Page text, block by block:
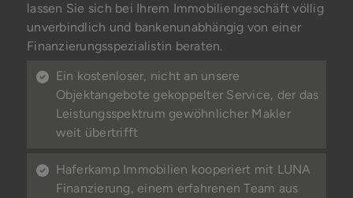
lassen Sie sich bei Ihrem Immobiliengeschäft völlig
unverbindlich und bankenunabhängig von einer
Finanzierungsspezialistin beraten.
Ein kostenloser, nicht an unsere
Objektangebote gekoppelter Service, der das
Leistungsspektrum gewöhnlicher Makler
weit übertrifft
Haferkamp Immobilien kooperiert mit LUNA
Finanzierung, einem erfahrenen Team aus